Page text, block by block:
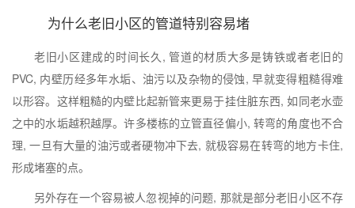
为什么老旧小区的管道特别容易堵
老旧小区建成的时间长久, 管道的材质大多是铸铁或者老旧的
PVC, 内壁历经多年水垢、油污以及杂物的侵蚀, 早就变得粗糙得难
以形容。这样粗糙的内壁比起新管来更易于挂住脏东西, 如同老水壶
之中的水垢越积越厚。许多楼栋的立管直径偏小, 转弯的角度也不合
理, 一旦有大量的油污或者硬物冲下去, 就极容易在转弯的地方卡住,
形成堵塞的点。
另外存在一个容易被人忽视掉的问题, 那就是部分老旧小区不存